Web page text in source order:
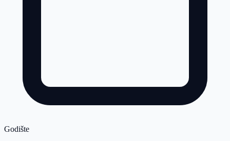
Godište